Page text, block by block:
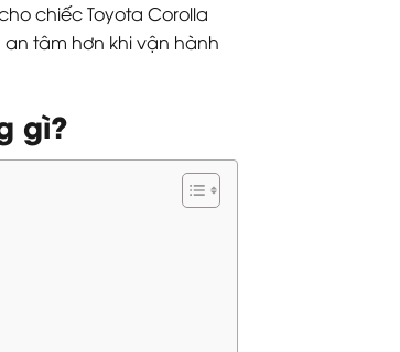
chiếc Toyota Corolla
tâm hơn khi vận hành
gì?